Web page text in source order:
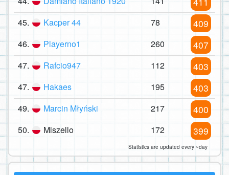
45. Kacper 44 78 409
46. Playerno1 260 407
47. Rafcio947 112 403
47. Hakaes 195 403
49. Marcin Młyński 217 400
50. Miszello 172 399
Statistics are updated every ~day